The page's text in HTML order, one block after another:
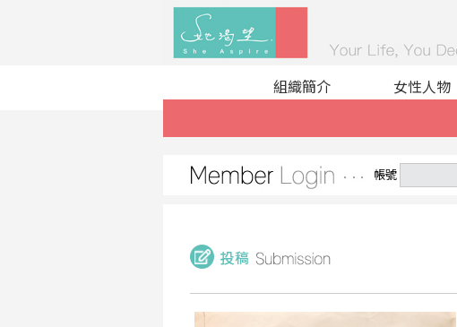
組織簡介 女性人物
帳號